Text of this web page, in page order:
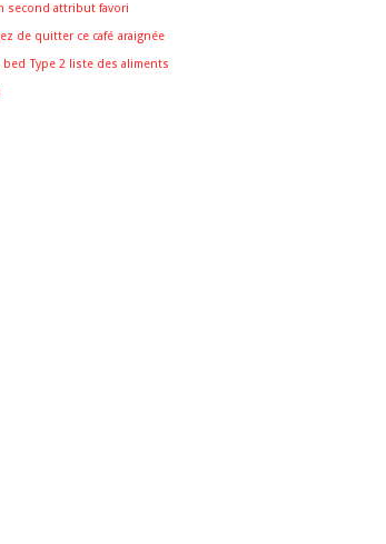
second attribut favori
de quitter ce café araignée
bed Type 2 liste des aliments